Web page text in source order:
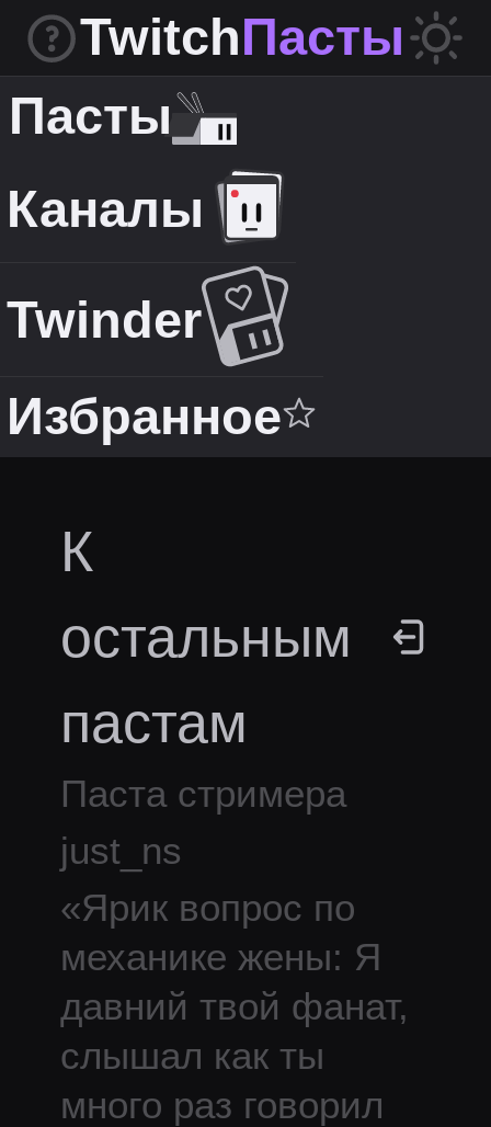
TwitchПасты
Пасты
Каналы
Twinder
Избранное
К
остальным
пастам
Паста стримера
just_ns
«Ярик вопрос по
механике жены: Я
давний твой фанат,
слышал как ты
много раз говорил